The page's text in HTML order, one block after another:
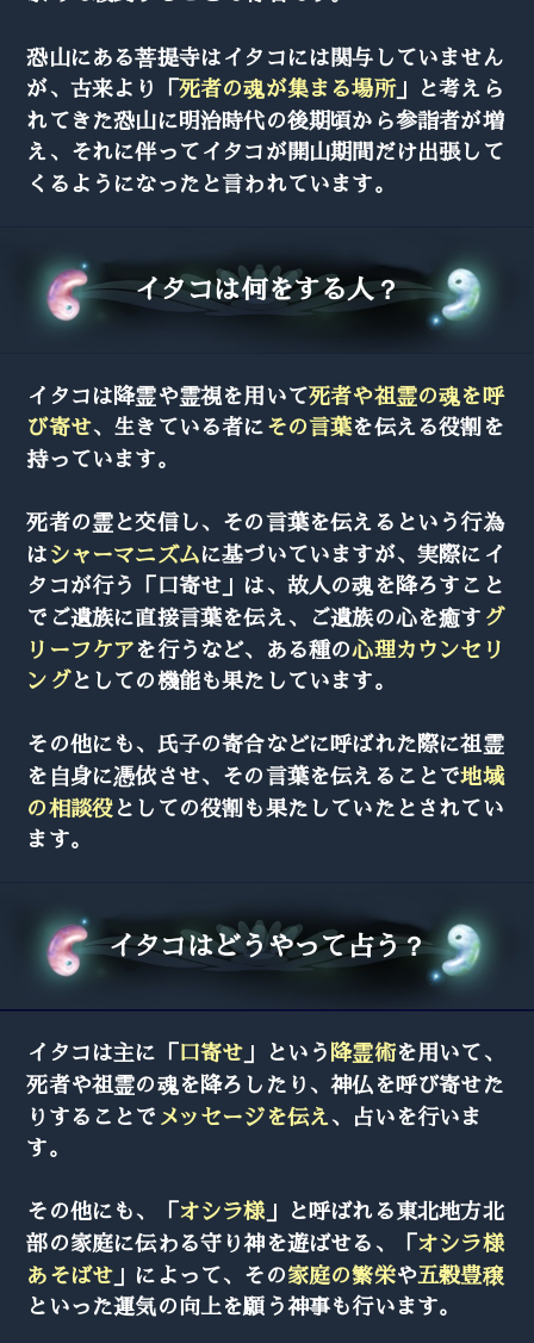
恐山にある菩提寺はイタコには関与していません
が、古来より「死者の魂が集まる場所」と考えら
れてきた恐山に明治時代の後期頃から参詣者が増
え、それに伴ってイタコが開山期間だけ出張して
くるようになったと言われています。
イタコは何をする人？
イタコは降霊や霊視を用いて死者や祖霊の魂を呼
び寄せ、生きている者にその言葉を伝える役割を
持っています。
死者の霊と交信し、その言葉を伝えるという行為
はシャーマニズムに基づいていますが、実際にイ
タコが行う「口寄せ」は、故人の魂を降ろすこと
でご遺族に直接言葉を伝え、ご遺族の心を癒すグ
リーフケアを行うなど、ある種の心理カウンセリ
ングとしての機能も果たしています。
その他にも、氏子の寄合などに呼ばれた際に祖霊
を自身に憑依させ、その言葉を伝えることで地域
の相談役としての役割も果たしていたとされてい
ます。
イタコはどうやって占う？
イタコは主に「口寄せ 」という降霊術を用いて、
死者や祖霊の魂を降ろしたり、神仏を呼び寄せた
りすることでメッセージを伝え、占いを行いま
す。
その他にも、「オシラ様」と呼ばれる東北地方北
部の家庭に伝わる守り神を遊ばせる、「オシラ様
あそばせ 」によって、その家庭の繁栄や五穀豊穣
といった運気の向上を願う神事も行います。